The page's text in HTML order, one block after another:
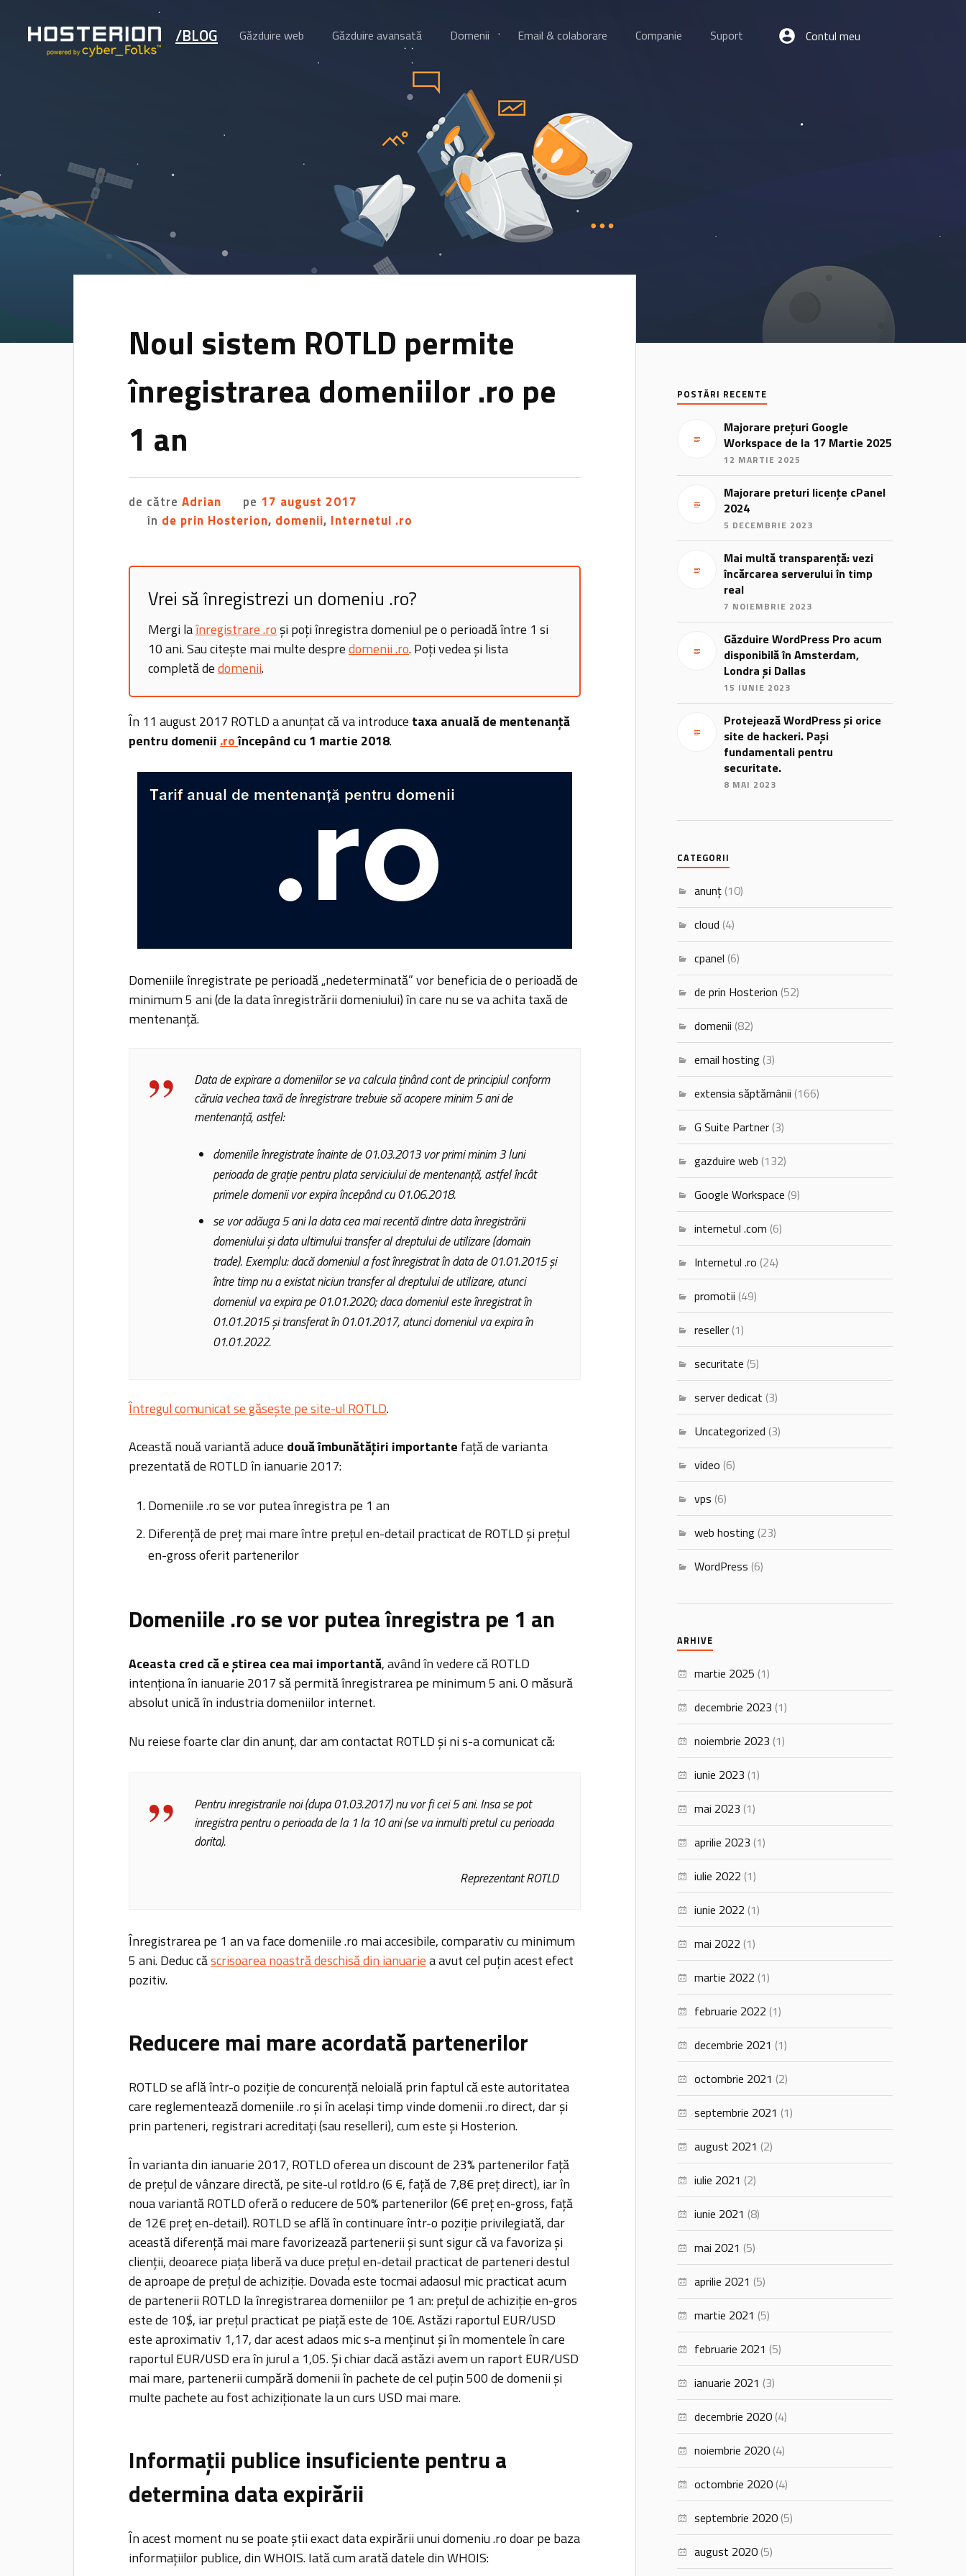
/BLOG Găzduire web Găzduire avansată Domenii Email & colaborare Companie Suport Contul meu
Noul sistem ROTLD permite
înregistrarea domeniilor .ro pe
1 an
de cătreAdrian pe 17 august 2017
în de prin Hosterion, domenii, Internetul .ro
Vrei să înregistrezi un domeniu .ro?
Mergi laînregistrare .roși poți înregistra domeniul pe o perioadă între 1 si
10 ani. Sau citește mai multe despredomenii .ro. Poți vedea și lista
completă dedomenii.
În 11 august 2017 ROTLD a anunțat că va introduce taxa anuală de mentenanță
pentru domenii .roîncepând cu 1 martie 2018.
Domeniile înregistrate pe perioadă „nedeterminată” vor beneficia de o perioadă de
minimum 5 ani (de la data înregistrării domeniului) în care nu se va achita taxă de
mentenanță.
Data de expirare a domeniilor se va calcula ținând cont de principiul conform
căruia vechea taxă de înregistrare trebuie să acopere minim 5 ani de
mentenanță, astfel:
domeniile înregistrate înainte de 01.03.2013 vor primi minim 3 luni
perioada de grație pentru plata serviciului de mentenanță, astfel încât
primele domenii vor expira începând cu 01.06.2018.
se vor adăuga 5 ani la data cea mai recentă dintre data înregistrării
domeniului și data ultimului transfer al dreptului de utilizare (domain
trade). Exemplu: dacă domeniul a fost înregistrat în data de 01.01.2015 și
între timp nu a existat niciun transfer al dreptului de utilizare, atunci
domeniul va expira pe 01.01.2020; daca domeniul este înregistrat în
01.01.2015 și transferat în 01.01.2017, atunci domeniul va expira în
01.01.2022.
Întregul comunicat se găsește pe site-ul ROTLD.
Această nouă variantă aduce două îmbunătățiri importante față de varianta
prezentată de ROTLD în ianuarie 2017:
Domeniile .ro se vor putea înregistra pe 1 an
Diferență de preț mai mare între prețul en-detail practicat de ROTLD și prețul
en-gross oferit partenerilor
Domeniile .ro se vor putea înregistra pe 1 an
Aceasta cred că e știrea cea mai importantă, având în vedere că ROTLD
intenționa în ianuarie 2017 să permită înregistrarea pe minimum 5 ani. O măsură
absolut unică în industria domeniilor internet.
Nu reiese foarte clar din anunț, dar am contactat ROTLD și ni s-a comunicat că:
Pentru inregistrarile noi (dupa 01.03.2017) nu vor fi cei 5 ani. Insa se pot
inregistra pentru o perioada de la 1 la 10 ani (se va inmulti pretul cu perioada
dorita).
Reprezentant ROTLD
Înregistrarea pe 1 an va face domeniile .ro mai accesibile, comparativ cu minimum
5 ani. Deduc căscrisoarea noastră deschisă din ianuariea avut cel puțin acest efect
pozitiv.
Reducere mai mare acordată partenerilor
ROTLD se află într-o poziție de concurență neloială prin faptul că este autoritatea
care reglementează domeniile .ro și în același timp vinde domenii .ro direct, dar și
prin parteneri, registrari acreditați (sau reselleri), cum este și Hosterion.
În varianta din ianuarie 2017, ROTLD oferea un discount de 23% partenerilor față
de prețul de vânzare directă, pe site-ul rotld.ro (6 €, față de 7,8€ preț direct), iar în
noua variantă ROTLD oferă o reducere de 50% partenerilor (6€ preț en-gross, față
de 12€ preț en-detail). ROTLD se află în continuare într-o poziție privilegiată, dar
această diferență mai mare favorizează partenerii și sunt sigur că va favoriza și
clienții, deoarece piața liberă va duce prețul en-detail practicat de parteneri destul
de aproape de prețul de achiziție. Dovada este tocmai adaosul mic practicat acum
de partenerii ROTLD la înregistrarea domeniilor pe 1 an: prețul de achiziție en-gros
este de 10$, iar prețul practicat pe piață este de 10€. Astăzi raportul EUR/USD
este aproximativ 1,17, dar acest adaos mic s-a menținut și în momentele în care
raportul EUR/USD era în jurul a 1,05. Și chiar dacă astăzi avem un raport EUR/USD
mai mare, partenerii cumpără domenii în pachete de cel puțin 500 de domenii și
multe pachete au fost achiziționate la un curs USD mai mare.
Informații publice insuficiente pentru a
determina data expirării
În acest moment nu se poate știi exact data expirării unui domeniu .ro doar pe baza
informațiilor publice, din WHOIS. Iată cum arată datele din WHOIS:
POSTĂRI RECENTE
Majorare prețuri Google
Workspace de la 17 Martie 2025
12 MARTIE 2025
Majorare preturi licențe cPanel
2024
5 DECEMBRIE 2023
Mai multă transparență: vezi
încărcarea serverului în timp
real
7 NOIEMBRIE 2023
Găzduire WordPress Pro acum
disponibilă în Amsterdam,
Londra și Dallas
15 IUNIE 2023
Protejează WordPress și orice
site de hackeri. Pași
fundamentali pentru
securitate.
8 MAI 2023
CATEGORII
anunț (10)
cloud (4)
cpanel (6)
de prin Hosterion (52)
domenii (82)
email hosting (3)
extensia săptămânii (166)
G Suite Partner (3)
gazduire web (132)
Google Workspace (9)
internetul .com (6)
Internetul .ro (24)
promotii (49)
reseller (1)
securitate (5)
server dedicat (3)
Uncategorized (3)
video (6)
vps (6)
web hosting (23)
WordPress (6)
ARHIVE
martie 2025 (1)
decembrie 2023 (1)
noiembrie 2023 (1)
iunie 2023 (1)
mai 2023 (1)
aprilie 2023 (1)
iulie 2022 (1)
iunie 2022 (1)
mai 2022 (1)
martie 2022 (1)
februarie 2022 (1)
decembrie 2021 (1)
octombrie 2021 (2)
septembrie 2021 (1)
august 2021 (2)
iulie 2021 (2)
iunie 2021 (8)
mai 2021 (5)
aprilie 2021 (5)
martie 2021 (5)
februarie 2021 (5)
ianuarie 2021 (3)
decembrie 2020 (4)
noiembrie 2020 (4)
octombrie 2020 (4)
septembrie 2020 (5)
august 2020 (5)